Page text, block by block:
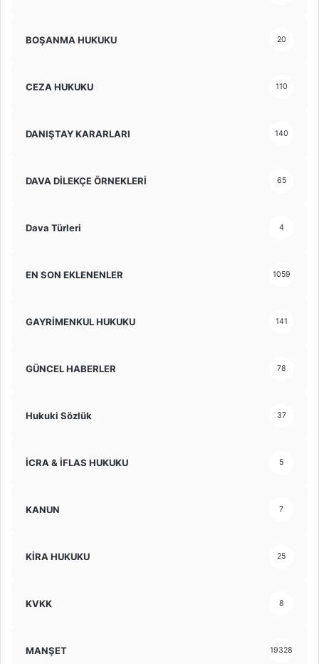
BOŞANMA HUKUKU 20
CEZA HUKUKU 110
DANIŞTAY KARARLARI 140
DAVA DİLEKÇE ÖRNEKLERİ 65
Dava Türleri 4
EN SON EKLENENLER 1059
GAYRİMENKUL HUKUKU 141
GÜNCEL HABERLER 78
Hukuki Sözlük 37
İCRA & İFLAS HUKUKU 5
KANUN 7
KİRA HUKUKU 25
KVKK 8
MANŞET 19328